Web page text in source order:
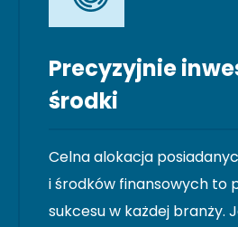
Precyzyjnie
środki
Celna alokacja
i środków finansowych to
sukcesu w każdej branży.